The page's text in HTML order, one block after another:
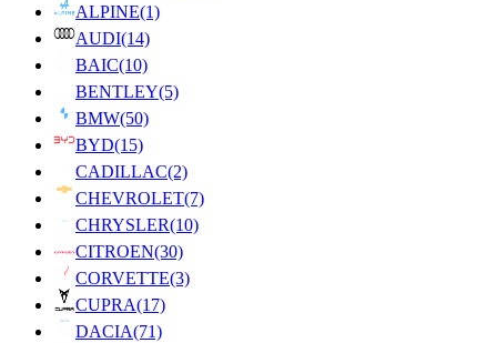
ALPINE(1)
AUDI(14)
BAIC(10)
BENTLEY(5)
BMW(50)
BYD(15)
CADILLAC(2)
CHEVROLET(7)
CHRYSLER(10)
CITROEN(30)
CORVETTE(3)
CUPRA(17)
DACIA(71)